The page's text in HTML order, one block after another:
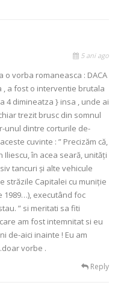
5 ani ago
o vorba romaneasca : DACA
, a fost o interventie brutala
4 dimineatza } insa , unde ai
trezit brusc din somnul
unul dintre corturile de-
cuvinte : ” Precizăm că,
în acea seară, unități
tancuri și alte vehicule
străzile Capitalei cu muniție
1989…), executând foc
” si meritati sa fiti
am fost intemnitat si eu
de-aici inainte ! Eu am
vorbe .
Reply